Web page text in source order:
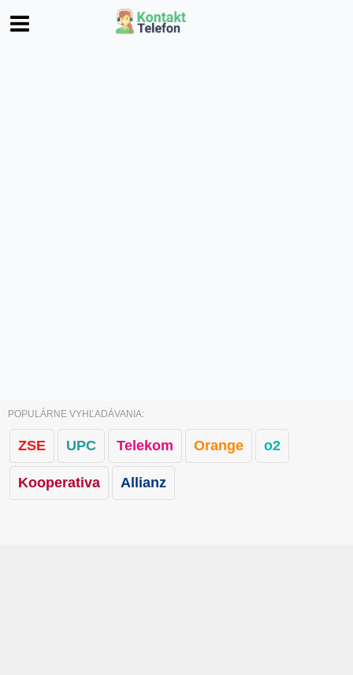
POPULÁRNE VYHĽADÁVANIA:
ZSE UPC Telekom Orange o2
Kooperativa Allianz